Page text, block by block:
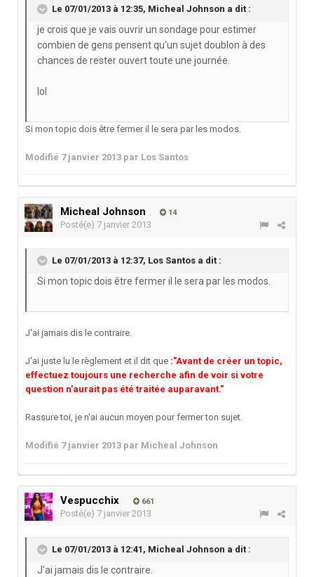
Le 07/01/2013 à 12:35, Micheal Johnson a dit :
je crois que je vais ouvrir un sondage pour estimer
combien de gens pensent qu'un sujet doublon à des
chances de rester ouvert toute une journée.
lol
Si mon topic dois être fermer il le sera par les modos.
Modifié 7 janvier 2013 par Los Santos
Micheal Johnson 14
Posté(e) 7 janvier 2013
Le 07/01/2013 à 12:37, Los Santos a dit :
Si mon topic dois être fermer il le sera par les modos.
J'ai jamais dis le contraire.
J'ai juste lu le règlement et il dit que :"Avant de créer un topic,
effectuez toujours une recherche afin de voir si votre
question n'aurait pas été traitée auparavant."
Rassure toi, je n'ai aucun moyen pour fermer ton sujet.
Modifié 7 janvier 2013 par Micheal Johnson
Vespucchix 661
Posté(e) 7 janvier 2013
Le 07/01/2013 à 12:41, Micheal Johnson a dit :
J'ai jamais dis le contraire.